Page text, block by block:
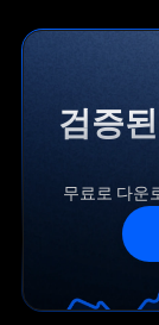
검증
무료로 다운